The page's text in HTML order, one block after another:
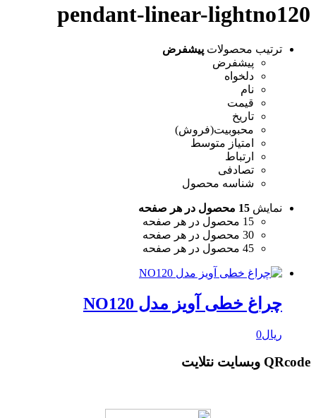
pendant-linear-lightno120
ترتیب محصولات پیشفرض
پیشفرض
دلخواه
نام
قیمت
تاریخ
محبوبیت(فروش)
امتیاز متوسط
ارتباط
تصادفی
شناسه محصول
نمایش 15 محصول در هر صفحه
15 محصول در هر صفحه
30 محصول در هر صفحه
45 محصول در هر صفحه
چراغ خطی آویز مدل NO120
ریال0
QRcode وبسایت نتلایت